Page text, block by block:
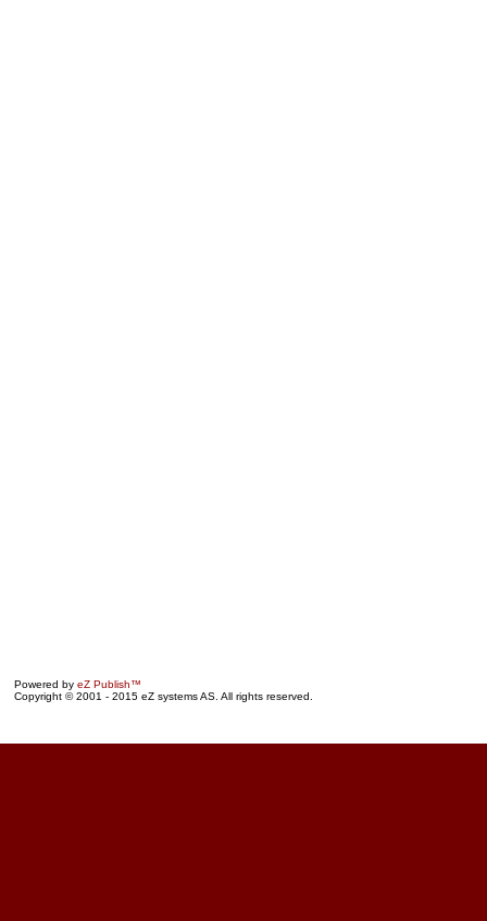
Powered by eZ Publish™
Copyright © 2001 - 2015 eZ systems AS. All rights reserved.